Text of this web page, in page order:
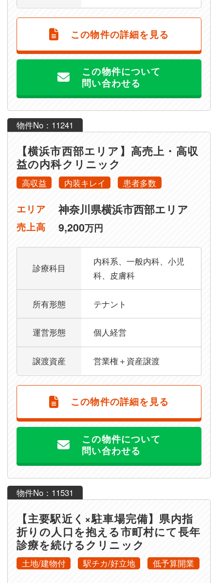
この物件の詳細を見る
この物件について
問い合わせる
物件No：11241
【横浜市西部エリア】高売上・高収
益の内科クリニック
高収益 内装キレイ 患者多数
エリア 神奈川県横浜市西部エリア
売上高 9,200万円
診療科目
内科系、一般内科、小児
科、皮膚科
所有形態 テナント
運営形態 個人経営
譲渡資産 営業権＋資産譲渡
この物件の詳細を見る
この物件について
問い合わせる
物件No：11531
【主要駅近く×駐車場完備】県内指
折りの人口を抱える市町村にて長年
診療を続けるクリニック
土地/建物付 駅チカ/好立地 低予算開業